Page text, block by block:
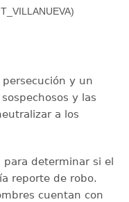
y un
y las
a los
para determinar si el
reporte de robo.
cuentan con